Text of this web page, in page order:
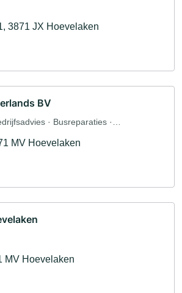
3871 JX Hoevelaken
BV
· Busreparaties ·
MV Hoevelaken
MV Hoevelaken